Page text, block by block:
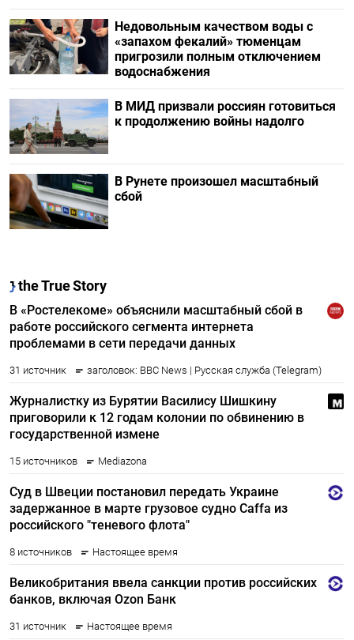
Недовольным качеством воды с
«запахом фекалий» тюменцам
пригрозили полным отключением
водоснабжения
В МИД призвали россиян готовиться
к продолжению войны надолго
В Рунете произошел масштабный
сбой